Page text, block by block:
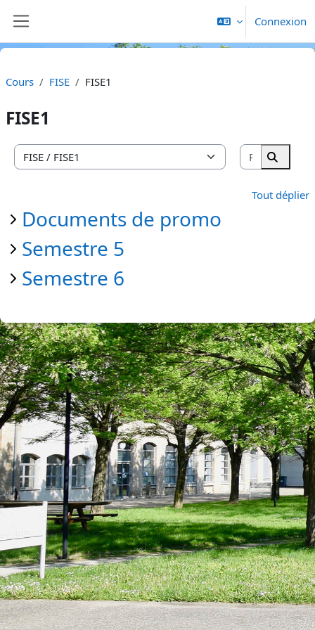
Connexion
Cours FISE FISE1
FISE1
Catégories de cours
Tout déplier
Documents de promo
Semestre 5
Semestre 6